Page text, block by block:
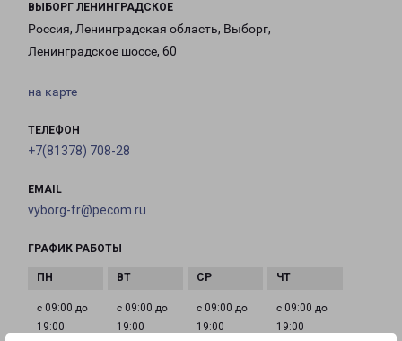
ВЫБОРГ ЛЕНИНГРАДСКОЕ
Россия, Ленинградская область, Выборг,
Ленинградское шоссе, 60
на карте
ТЕЛЕФОН
+7(81378) 708-28
EMAIL
vyborg-fr@pecom.ru
ГРАФИК РАБОТЫ
с 09:00 до
19:00
с 09:00 до
19:00
с 09:00 до
19:00
с 09:00 до
19:00